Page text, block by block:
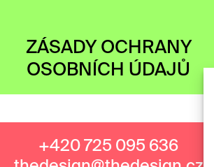
ZÁSADY OCHRANY
OSOBNÍCH ÚDAJŮ
+420 725 095 636